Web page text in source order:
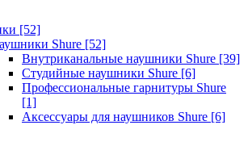
[52]
Shure [52]
Внутриканальные наушники Shure [39]
Студийные наушники Shure [6]
Профессиональные гарнитуры Shure
[1]
Аксессуары для наушников Shure [6]